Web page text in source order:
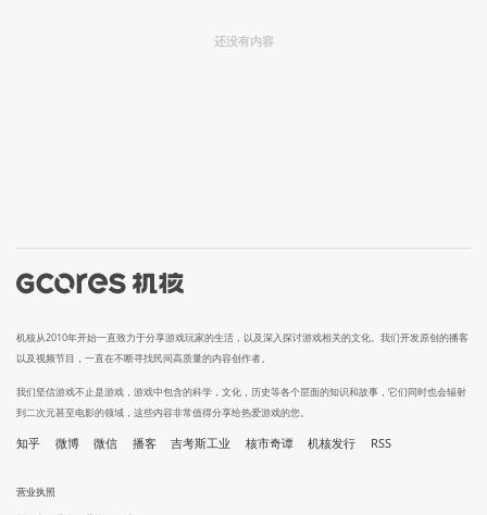
还没有内容
机核从2010年开始一直致力于分享游戏玩家的生活，以及深入探讨游戏相关的文化。我们开发原创的播客
以及视频节目，一直在不断寻找民间高质量的内容创作者。
我们坚信游戏不止是游戏，游戏中包含的科学，文化，历史等各个层面的知识和故事，它们同时也会辐射
到二次元甚至电影的领域，这些内容非常值得分享给热爱游戏的您。
知乎 微博 微信 播客 吉考斯工业 核市奇谭 机核发行 RSS
营业执照